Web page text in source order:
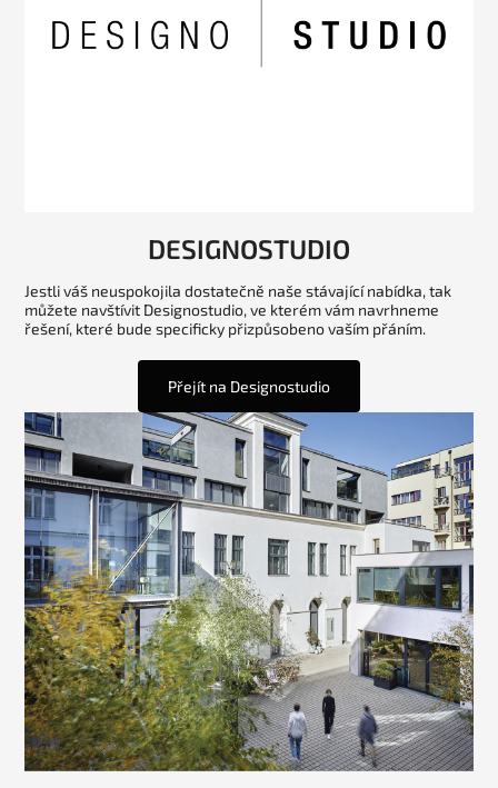
DESIGNOSTUDIO
Jestli váš neuspokojila dostatečně naše stávající nabídka, tak
můžete navštívit Designostudio, ve kterém vám navrhneme
řešení, které bude specificky přizpůsobeno vaším přáním.
Přejít na Designostudio